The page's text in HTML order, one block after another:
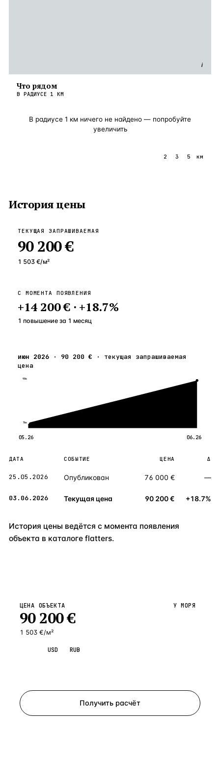
i
Что рядом
В РАДИУСЕ 1 КМ
В радиусе 1 км ничего не найдено — попробуйте
увеличить
2 3 5 км
История цены
ТЕКУЩАЯ ЗАПРАШИВАЕМАЯ
90 200 €
1 503 €/м²
С МОМЕНТА ПОЯВЛЕНИЯ
+14 200 €· +18.7%
1 повышение за 1 месяц
июн 2026 · 90 200 € · текущая запрашиваемая
цена
90к
76к
05.26 06.26
ДАТА СОБЫТИЕ ЦЕНА Δ
25.05.2026 Опубликован 76 000 € —
03.06.2026 Текущая цена 90 200 € +18.7%
История цены ведётся с момента появления
объекта в каталоге flatters.
ЦЕНА ОБЪЕКТА
90 200€
1 503 €/м²
У МОРЯ
USD RUB
Получить расчёт